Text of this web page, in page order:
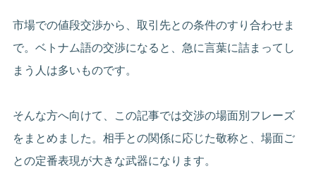
市場での値段交渉から、取引先との条件のすり合わせま
で。ベトナム語の交渉になると、急に言葉に詰まってし
まう人は多いものです。
そんな方へ向けて、この記事では交渉の場面別フレーズ
をまとめました。相手との関係に応じた敬称と、場面ご
との定番表現が大きな武器になります。